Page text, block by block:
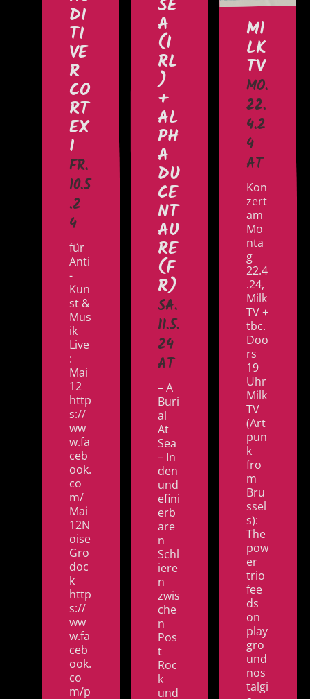
DI
TI
VE
R
CO
RT
EX
I
FR.
10.5
.2
4
für
Anti
-
Kun
st &
Mus
ik
Live
:
Mai
12
http
s://
ww
w.fa
ceb
ook.
co
m/
Mai
12N
oise
Gro
doc
k
http
s://
ww
w.fa
ceb
ook.
co
m/p
A
(I
RL
)
+
AL
PH
A
DU
CE
NT
AU
RE
(F
R)
SA.
11.5.
24
AT
– A
Buri
al
At
Sea
– In
den
und
efini
erb
are
n
Schl
iere
n
zwis
che
n
Pos
t
Roc
k
und
MI
LK
TV
MO.
22.
4.2
4
AT
Kon
zert
am
Mo
nta
g
22.4
.24,
Milk
TV +
tbc.
Doo
rs
19
Uhr
Milk
TV
(Art
pun
k
fro
m
Bru
ssel
s):
The
pow
er
trio
fee
ds
on
play
gro
und
nos
talgi